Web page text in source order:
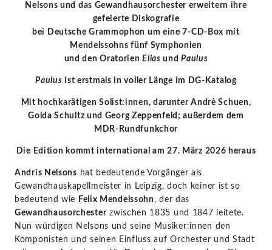
Nelsons und das Gewandhausorchester erweitern ihre
gefeierte Diskografie
bei Deutsche Grammophon um eine 7-CD-Box mit
Mendelssohns fünf Symphonien
und den OratorienElias undPaulus
Paulus ist erstmals in voller Länge im DG-Katalog
Mit hochkarätigen Solist:innen, darunter Andrè Schuen,
Golda Schultz und Georg Zeppenfeld; außerdem dem
MDR-Rundfunkchor
Die Edition kommt international am 27. März 2026 heraus
Andris Nelsons hat bedeutende Vorgänger als
Gewandhauskapellmeister in Leipzig, doch keiner ist so
bedeutend wie
Felix Mendelssohn, der das
Gewandhausorchesterzwischen 1835 und 1847 leitete.
Nun würdigen Nelsons und seine Musiker:innen den
Komponisten und seinen Einfluss auf Orchester und Stadt